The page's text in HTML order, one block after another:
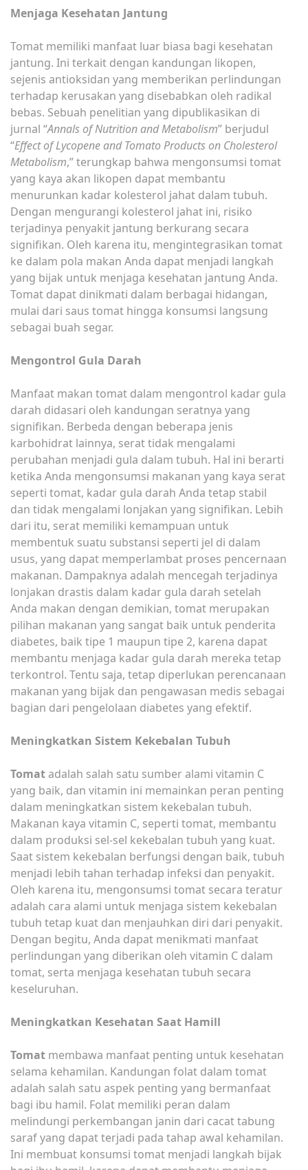
Menjaga Kesehatan Jantung
Tomat memiliki manfaat luar biasa bagi kesehatan
jantung. Ini terkait dengan kandungan likopen,
sejenis antioksidan yang memberikan perlindungan
terhadap kerusakan yang disebabkan oleh radikal
bebas. Sebuah penelitian yang dipublikasikan di
jurnal “Annals of Nutrition and Metabolism” berjudul
“Effect of Lycopene and Tomato Products on Cholesterol
Metabolism,” terungkap bahwa mengonsumsi tomat
yang kaya akan likopen dapat membantu
menurunkan kadar kolesterol jahat dalam tubuh.
Dengan mengurangi kolesterol jahat ini, risiko
terjadinya penyakit jantung berkurang secara
signifikan. Oleh karena itu, mengintegrasikan tomat
ke dalam pola makan Anda dapat menjadi langkah
yang bijak untuk menjaga kesehatan jantung Anda.
Tomat dapat dinikmati dalam berbagai hidangan,
mulai dari saus tomat hingga konsumsi langsung
sebagai buah segar.
Mengontrol Gula Darah
Manfaat makan tomat dalam mengontrol kadar gula
darah didasari oleh kandungan seratnya yang
signifikan. Berbeda dengan beberapa jenis
karbohidrat lainnya, serat tidak mengalami
perubahan menjadi gula dalam tubuh. Hal ini berarti
ketika Anda mengonsumsi makanan yang kaya serat
seperti tomat, kadar gula darah Anda tetap stabil
dan tidak mengalami lonjakan yang signifikan. Lebih
dari itu, serat memiliki kemampuan untuk
membentuk suatu substansi seperti jel di dalam
usus, yang dapat memperlambat proses pencernaan
makanan. Dampaknya adalah mencegah terjadinya
lonjakan drastis dalam kadar gula darah setelah
Anda makan dengan demikian, tomat merupakan
pilihan makanan yang sangat baik untuk penderita
diabetes, baik tipe 1 maupun tipe 2, karena dapat
membantu menjaga kadar gula darah mereka tetap
terkontrol. Tentu saja, tetap diperlukan perencanaan
makanan yang bijak dan pengawasan medis sebagai
bagian dari pengelolaan diabetes yang efektif.
Meningkatkan Sistem Kekebalan Tubuh
Tomat adalah salah satu sumber alami vitamin C
yang baik, dan vitamin ini memainkan peran penting
dalam meningkatkan sistem kekebalan tubuh.
Makanan kaya vitamin C, seperti tomat, membantu
dalam produksi sel-sel kekebalan tubuh yang kuat.
Saat sistem kekebalan berfungsi dengan baik, tubuh
menjadi lebih tahan terhadap infeksi dan penyakit.
Oleh karena itu, mengonsumsi tomat secara teratur
adalah cara alami untuk menjaga sistem kekebalan
tubuh tetap kuat dan menjauhkan diri dari penyakit.
Dengan begitu, Anda dapat menikmati manfaat
perlindungan yang diberikan oleh vitamin C dalam
tomat, serta menjaga kesehatan tubuh secara
keseluruhan.
Meningkatkan Kesehatan Saat Hamill
Tomat membawa manfaat penting untuk kesehatan
selama kehamilan. Kandungan folat dalam tomat
adalah salah satu aspek penting yang bermanfaat
bagi ibu hamil. Folat memiliki peran dalam
melindungi perkembangan janin dari cacat tabung
saraf yang dapat terjadi pada tahap awal kehamilan.
Ini membuat konsumsi tomat menjadi langkah bijak